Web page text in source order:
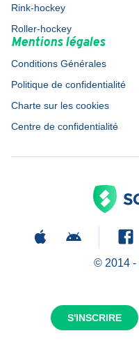
S'INSCRIRE
Rink-hockey
Roller-hockey
Mentions légales
Conditions Générales
Politique de confidentialité
Charte sur les cookies
Centre de confidentialité
© 2014 -